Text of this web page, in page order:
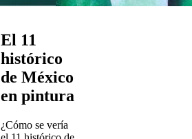
El 11
histórico
de México
en pintura
¿Cómo se vería